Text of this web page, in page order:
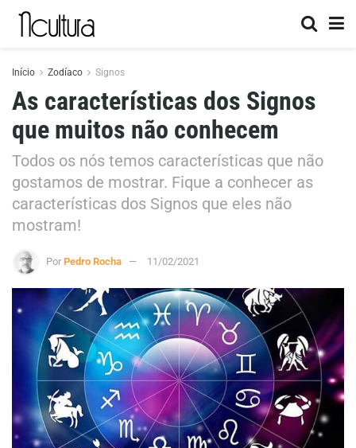
Início Zodíaco Signos
As características dos Signos
que muitos não conhecem
Todos os nós temos características que não
gostamos de mostrar. Fique a conhecer as
características dos Signos que eles não
mostram!
Por Pedro Rocha 11/02/2021